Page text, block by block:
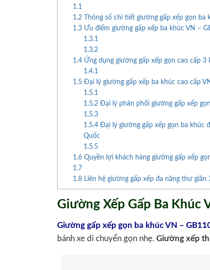
1.1
1.2 Thông số chi tiết giường gấp xếp gọn ba
1.3 Ưu điểm giường gấp xếp ba khúc VN –
1.3.1
1.3.2
1.4 Ứng dụng giường gấp xếp gọn cao cấp
1.4.1
1.5 Đại lý giường gấp xếp ba khúc cao cấp
1.5.1
1.5.2 Đại lý phân phối giường gấp xếp
1.5.3
1.5.4Đại lý giường gấp xếp gọn ba khúc
Quốc
1.5.5
1.6 Quyền lợi khách hàng giường gấp xếp
1.7
1.8 Liên hệ giường gấp xếp đa năng thư
Giường Xếp Gấp Ba Khúc
Giường gấp xếp gọn ba khúc VN –
bánh xe di chuyển gọn nhẹ. Giường xếp